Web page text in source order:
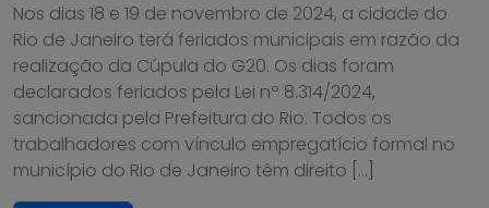
Nos dias 18 e 19 de novembro de 2024, a cidade do
Rio de Janeiro terá feriados municipais em razão da
realização da Cúpula do G20. Os dias foram
declarados feriados pela Lei nº 8.314/2024,
sancionada pela Prefeitura do Rio. Todos os
trabalhadores com vínculo empregatício formal no
município do Rio de Janeiro têm direito […]